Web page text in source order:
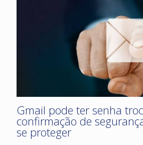
Gmail pode ter senha
confirmação de
se proteger